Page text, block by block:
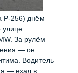
Р‑256) днём
улице
За рулём
— он
Водитель
— ехал в